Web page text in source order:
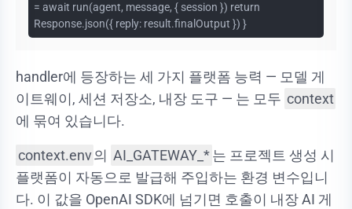
= await run(agent, message, { session }) return
Response.json({ reply: result.finalOutput }) }
handler에 등장하는 세 가지 플랫폼 능력 — 모델 게
이트웨이, 세션 저장소, 내장 도구 — 는 모두 context
에 묶여 있습니다.
context.env의 AI_GATEWAY_*는 프로젝트 생성 시
플랫폼이 자동으로 발급해 주입하는 환경 변수입니
다. 이 값을 OpenAI SDK에 넘기면 호출이 내장 AI 게